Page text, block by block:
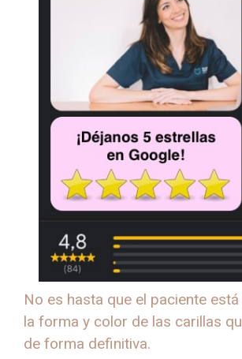
No es hasta que el paciente
la forma y color de las carillas
de forma definitiva.